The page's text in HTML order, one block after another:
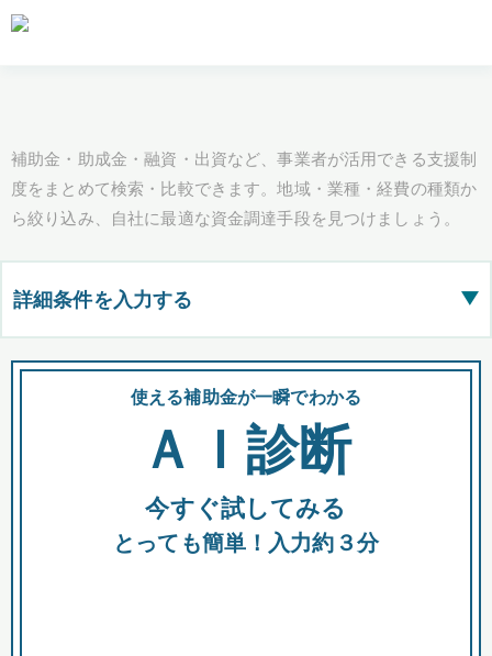
補助金・助成金・融資・出資など、事業者が活用できる支援制
度をまとめて検索・比較できます。地域・業種・経費の種類か
ら絞り込み、自社に最適な資金調達手段を見つけましょう。
詳細条件を入力する ▶
都道府県
全国の検索結果を含めて表示
助成金 融資 出資
使える補助金が一瞬でわかる
ＡＩ診断
今すぐ試してみる
とっても簡単！入力約３分